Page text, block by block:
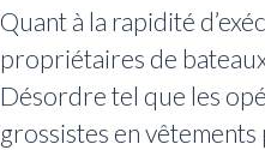
Quant à la rapidité
propriétaires de
Désordre tel que les
grossistes en